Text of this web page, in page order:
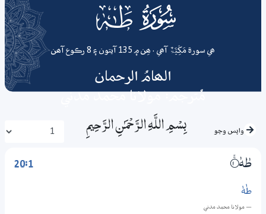
020 surah
ھي سورة مَکِّیَّۃٌ آھي . ھِن ۾ 135 آيتون ۽ 8 رڪوع آھن
الھامُ الرحمان
مُترجم: مولانا محمد مدني
واپس وڃو بِسْمِ اللَّـهِ الرَّحْمَـٰنِ الرَّحِيمِ
20:1 طٰهٰ 1‏۝ۚ
طٰهٰ
— مولانا محمد مدني